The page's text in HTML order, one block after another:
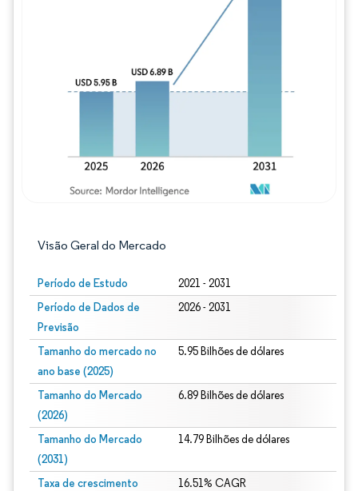
Visão Geral do Mercado
Período de Estudo 2021 - 2031
Período de Dados de
Previsão
2026 - 2031
Tamanho do mercado no
ano base (2025)
5.95 Bilhões de dólares
Tamanho do Mercado
(2026)
6.89 Bilhões de dólares
Tamanho do Mercado
(2031)
14.79 Bilhões de dólares
Taxa de crescimento
16.51% CAGR
Imagem © Mordor Intelligence. O reuso